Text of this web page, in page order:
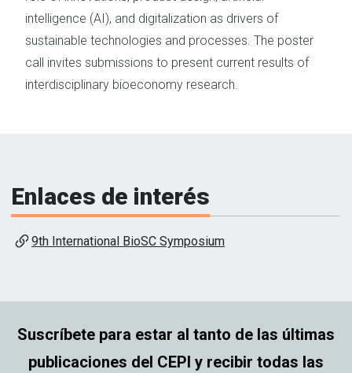
intelligence (AI), and digitalization as drivers of
sustainable technologies and processes. The poster
call invites submissions to present current results of
interdisciplinary bioeconomy research.
Enlaces de interés
9th International BioSC Symposium
Suscríbete para estar al tanto de las últimas
publicaciones del CEPI y recibir todas las